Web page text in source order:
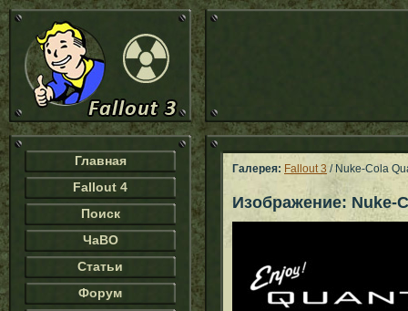
Главная
Fallout 4
Поиск
ЧаВО
Статьи
Форум
Галерея: Fallout 3 / Nuke-Cola
Изображение: Nuke-